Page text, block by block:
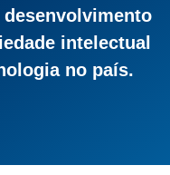
intelectual
no país.